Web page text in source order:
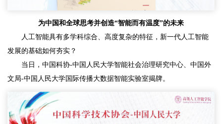
为中国和全球思考并创造“智能而有温度”的未来
人工智能具有多学科综合、高度复杂的特征，新一代人工智能
发展的基础如何夯实？
当日，中国科协-中国人民大学智能社会治理研究中心、中国外
文局-中国人民大学国际传播大数据智能实验室揭牌。